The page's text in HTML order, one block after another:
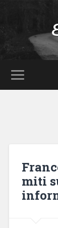
miti